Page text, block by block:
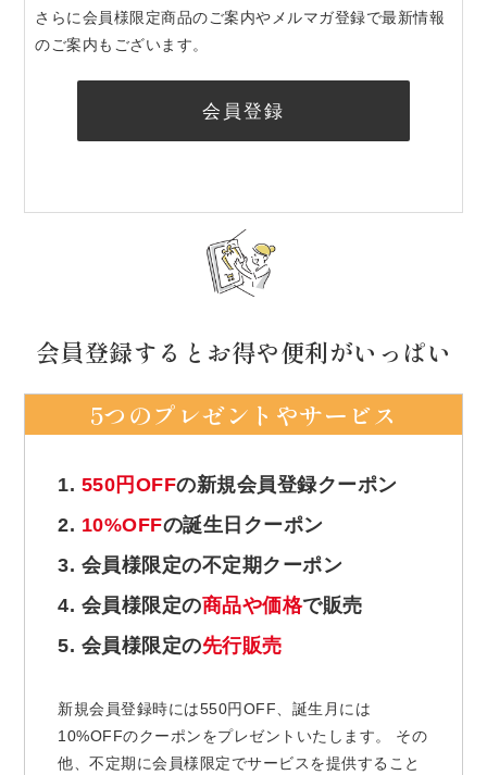
さらに会員様限定商品のご案内やメルマガ登録で最新情報
のご案内もございます。
会員登録
会員登録するとお得や便利がいっぱい
5つのプレゼントやサービス
1. 550円OFFの新規会員登録クーポン
2. 10%OFFの誕生日クーポン
3. 会員様限定の不定期クーポン
4. 会員様限定の商品や価格で販売
5. 会員様限定の先行販売
新規会員登録時には550円OFF、誕生月には
10%OFFのクーポンをプレゼントいたします。 その
他、不定期に会員様限定でサービスを提供すること